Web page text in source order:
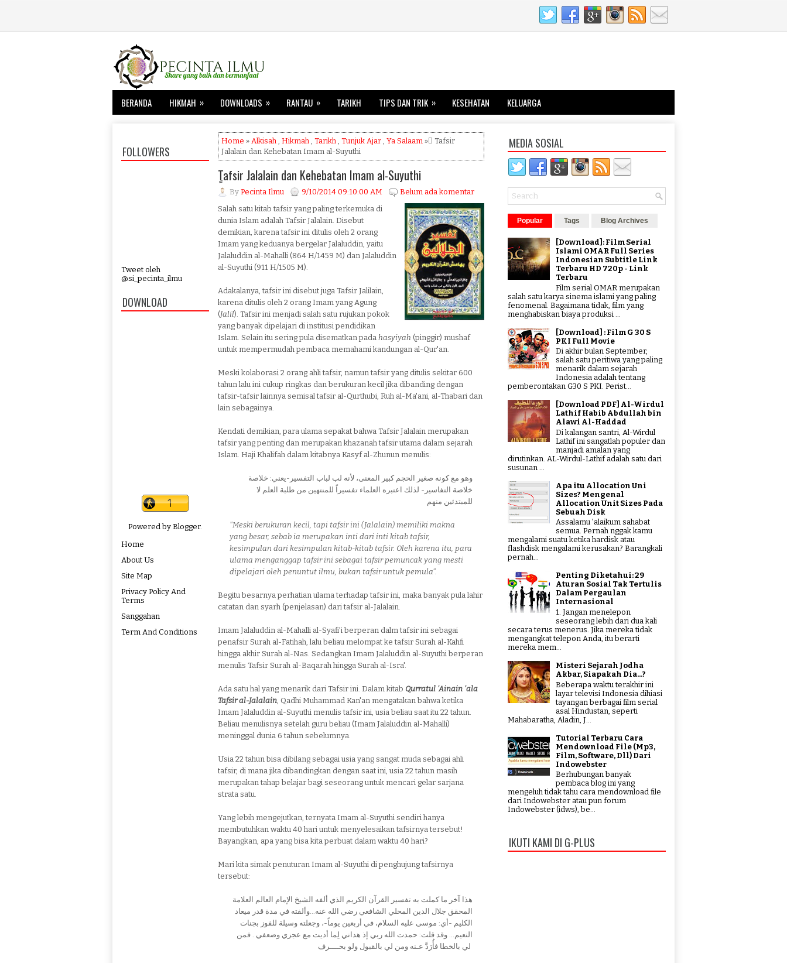
BERANDA HIKMAH » DOWNLOADS » RANTAU » TARIKH TIPS DAN TRIK » KESEHATAN KELUARGA
FOLLOWERS
Tweet oleh
@si_pecinta_ilmu
DOWNLOAD
Powered by Blogger.
Home
About Us
Site Map
Privacy Policy And
Terms
Sanggahan
Term And Conditions
Home » Alkisah , Hikmah , Tarikh , Tunjuk Ajar , Ya Salaam » ٍTafsir
Jalalain dan Kehebatan Imam al-Suyuthi
ٍTafsir Jalalain dan Kehebatan Imam al-Suyuthi
By Pecinta Ilmu 9/10/2014 09:10:00 AM
Belum ada komentar
Salah satu kitab tafsir yang paling terkemuka di
dunia Islam adalah Tafsir Jalalain. Disebut
demikian, karena tafsir ini ditulis oleh 2 orang
Imam yang keduanya bergelar Jalaluddin, yaitu
Jalaluddin al-Mahalli (864 H/1459 M) dan Jalaluddin
al-Suyuthi (911 H/1505 M).
Adakalanya, tafsir ini disebut juga Tafsir Jalilain,
karena ditulis oleh 2 orang Imam yang Agung
(Jalil). Tafsir ini menjadi salah satu rujukan pokok
yang banyak dipelajari di institusi pendidikan
Islam. Selain itu sering pula disematkan pada hasyiyah (pinggir) mushaf
untuk mempermudah pembaca memahami kandungan al-Qur'an.
Meski kolaborasi 2 orang ahli tafsir, namun tafsir yang ditulis sekitar 600
tahun lalu ini cukup ringkas dan berukuran kecil jika dibanding dengan
tafsir-tafsir lainnya semisal tafsir al-Qurthubi, Ruh al-Ma'ani, al-Thabari dan
lain sebagainya.
Kendati demikian, para ulama sepakat bahwa Tafsir Jalalain merupakan
tafsir yang penting dan merupakan khazanah tafsir utama dalam sejarah
Islam. Haji Khalifah dalam kitabnya Kasyf al-Zhunun menulis:
وهو مع كونه صغير الحجم كبير المعنى، لأنه لب لباب التفسير-يعني: خلاصة
خلاصة التفاسير- لذلك اعتبره العلماء تفسيراً للمنتهين من طلبة العلم لا
للمبتدئين منهم
"Meski berukuran kecil, tapi tafsir ini (Jalalain) memiliki makna
yang besar, sebab ia merupakan inti dari inti kitab tafsir,
kesimpulan dari kesimpulan kitab-kitab tafsir. Oleh karena itu, para
ulama menganggap tafsir ini sebagai tafsir pemuncak yang mesti
dipelajari oleh penuntut ilmu, bukan tafsir untuk pemula".
Begitu besarnya perhatian ulama terhadap tafsir ini, maka banyak pula lahir
catatan dan syarh (penjelasan) dari tafsir al-Jalalain.
Imam Jalaluddin al-Mahalli al-Syafi'i berperan dalm tafsir ini sebagai
penafsir Surah al-Fatihah, lalu beliau melompat ke tafsir Surah al-Kahfi
hingga akhir Surah al-Nas. Sedangkan Imam Jalaluddin al-Suyuthi berperan
menulis Tafsir Surah al-Baqarah hingga Surah al-Isra'.
Ada satu hal yang menarik dari Tafsir ini. Dalam kitab Qurratul 'Ainain 'ala
Tafsir al-Jalalain, Qadhi Muhammad Kan'an mengatakan bahwa ketika
Imam Jalaluddin al-Suyuthi menulis tafsir ini, usia beliau saat itu 22 tahun.
Beliau menulisnya setelah guru beliau (Imam Jalaluddin al-Mahalli)
meninggal dunia 6 tahun sebelumnya.
Usia 22 tahun bisa dibilang sebagai usia yang sangat muda sebagai ahli
tafsir, di mana jika dibandingkan dengan saat ini, usia 22 tahun masih
merupakan tahap belajar bagi seseorang untuk mencari gelar sarjana
strata satu.
Yang lebih mengejutkan, ternyata Imam al-Suyuthi sendiri hanya
membutuhkan waktu 40 hari untuk menyelesaikan tafsirnya tersebut!
Bayangkan, apa yang bisa kita perbuat dalam waktu 40 hari?
Mari kita simak penuturan Imam al-Suyuthi di penghujung tafsirnya
tersebut:
هذا آخر ما كملت به تفسير القرآن الكريم الذي ألفه الشيخ الإمام العالم العلامة
المحقق جلال الدين المحلي الشافعي رضي الله عنه...وألفته في مدة قدر ميعاد
الكليم -أي: موسى عليه السلام، في أربعين يوماً-، وجعلته وسيلة للفوز بجنات
النعيم... وقد قلت: حمدت الله ربي إذ هداني لِما أديت مع عجزي وضعفي . فمن
لي بالخطا فأُرَدَّ عـنه ومن لي بالقبول ولو بحــــرف
MEDIA SOSIAL
Popular Tags Blog Archives
[Download]: Film Serial
Islami OMAR Full Series
Indonesian Subtitle Link
Terbaru HD 720p - Link
Terbaru
Film serial OMAR merupakan
salah satu karya sinema islami yang paling
fenomenal. Bagaimana tidak, film yang
menghabiskan biaya produksi ...
[Download] : Film G 30 S
PKI Full Movie
Di akhir bulan September,
salah satu peritiwa yang paling
menarik dalam sejarah
Indonesia adalah tentang
pemberontakan G30 S PKI. Perist...
[Download PDF] Al-Wirdul
Lathif Habib Abdullah bin
Alawi Al-Haddad
Di kalangan santri, Al-Wirdul
Lathif ini sangatlah populer dan
manjadi amalan yang
dirutinkan. AL-Wirdul-Lathif adalah satu dari
susunan ...
Apa itu Allocation Uni
Sizes? Mengenal
Allocation Unit Sizes Pada
Sebuah Disk
Assalamu 'alaikum sahabat
semua. Pernah nggak kamu
mengalami suatu ketika hardisk atau
flashdisk mengalami kerusakan? Barangkali
pernah...
Penting Diketahui: 29
Aturan Sosial Tak Tertulis
Dalam Pergaulan
Internasional
1. Jangan menelepon
seseorang lebih dari dua kali
secara terus menerus. Jika mereka tidak
mengangkat telepon Anda, itu berarti
mereka mem...
Misteri Sejarah Jodha
Akbar, Siapakah Dia...?
Beberapa waktu terakhir ini
layar televisi Indonesia dihiasi
tayangan berbagai film serial
asal Hindustan, seperti
Mahabaratha, Aladin, J...
Tutorial Terbaru Cara
Mendownload File (Mp3,
Film, Software, Dll) Dari
Indowebster
Berhubungan banyak
pembaca blog ini yang
mengeluh tidak tahu cara mendownload file
dari Indowebster atau pun forum
Indowebster (idws), be...
IKUTI KAMI DI G-PLUS